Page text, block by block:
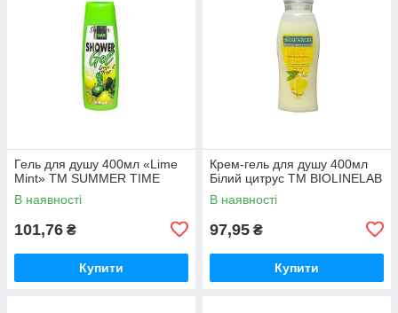
Гель для душу 400мл «Lime
Mint» ТМ SUMMER TIME
В наявності
101,76 ₴
Купити
Крем-гель для душу 400мл
Білий цитрус ТМ BIOLINELAB
В наявності
97,95 ₴
Купити